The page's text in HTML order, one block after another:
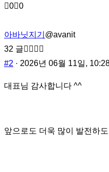
엄
가
락
을
내
리
클
0 좋
를
클
릭
합
니
0
아바닛지기 @avanit
32 글
#2 · 2026년 06월 11일,
대표님 감사합니다 ^^
앞으로도 더욱 많이 발전하